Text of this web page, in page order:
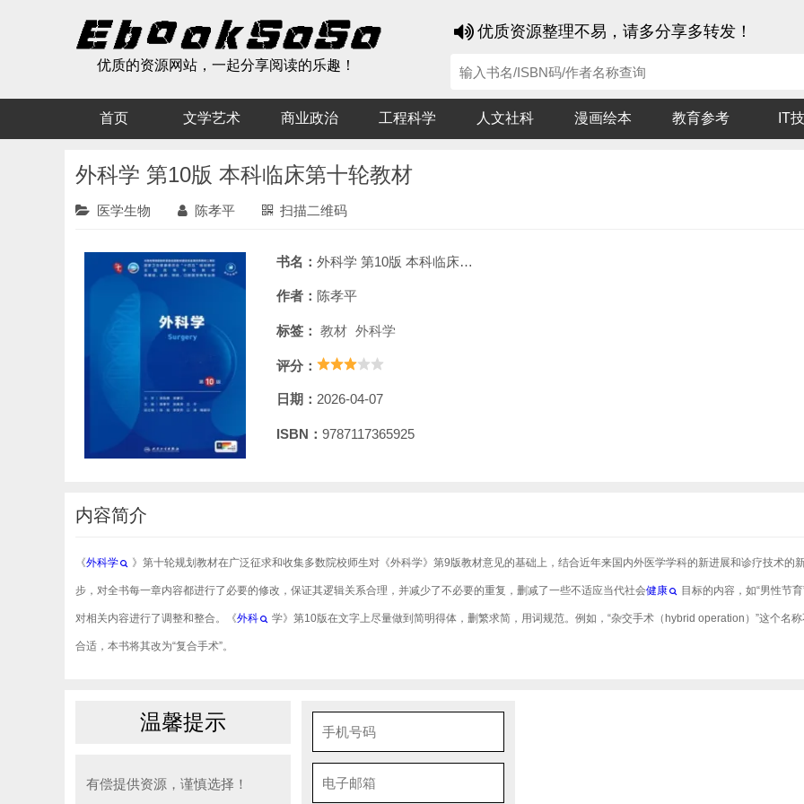
优质的资源网站，一起分享阅读的乐趣！
优质资源整理不易，请多分享多转发！
首页 文学艺术 商业政治 工程科学 人文社科 漫画绘本 教育参考 IT
外科学 第10版 本科临床第十轮教材
医学生物 陈孝平 扫描二维码
书名： 外科学 第10版 本科临床第十轮教材
作者： 陈孝平
标签： 教材 外科学
评分：
日期： 2026-04-07
ISBN： 9787117365925
内容简介
《外科学 》第十轮规划教材在广泛征求和收集多数院校师生对《外科学》第9版教材意见的基础上，结合近年来国内外医学学科的新进展和诊疗技术的
步，对全书每一章内容都进行了必要的修改，保证其逻辑关系合理，并减少了不必要的重复，删减了一些不适应当代社会健康 目标的内容，如“男性节
对相关内容进行了调整和整合。《外科 学》第10版在文字上尽量做到简明得体，删繁求简，用词规范。例如，“杂交手术（hybrid operation）”这个名
合适，本书将其改为“复合手术”。
温馨提示
有偿提供资源，谨慎选择！